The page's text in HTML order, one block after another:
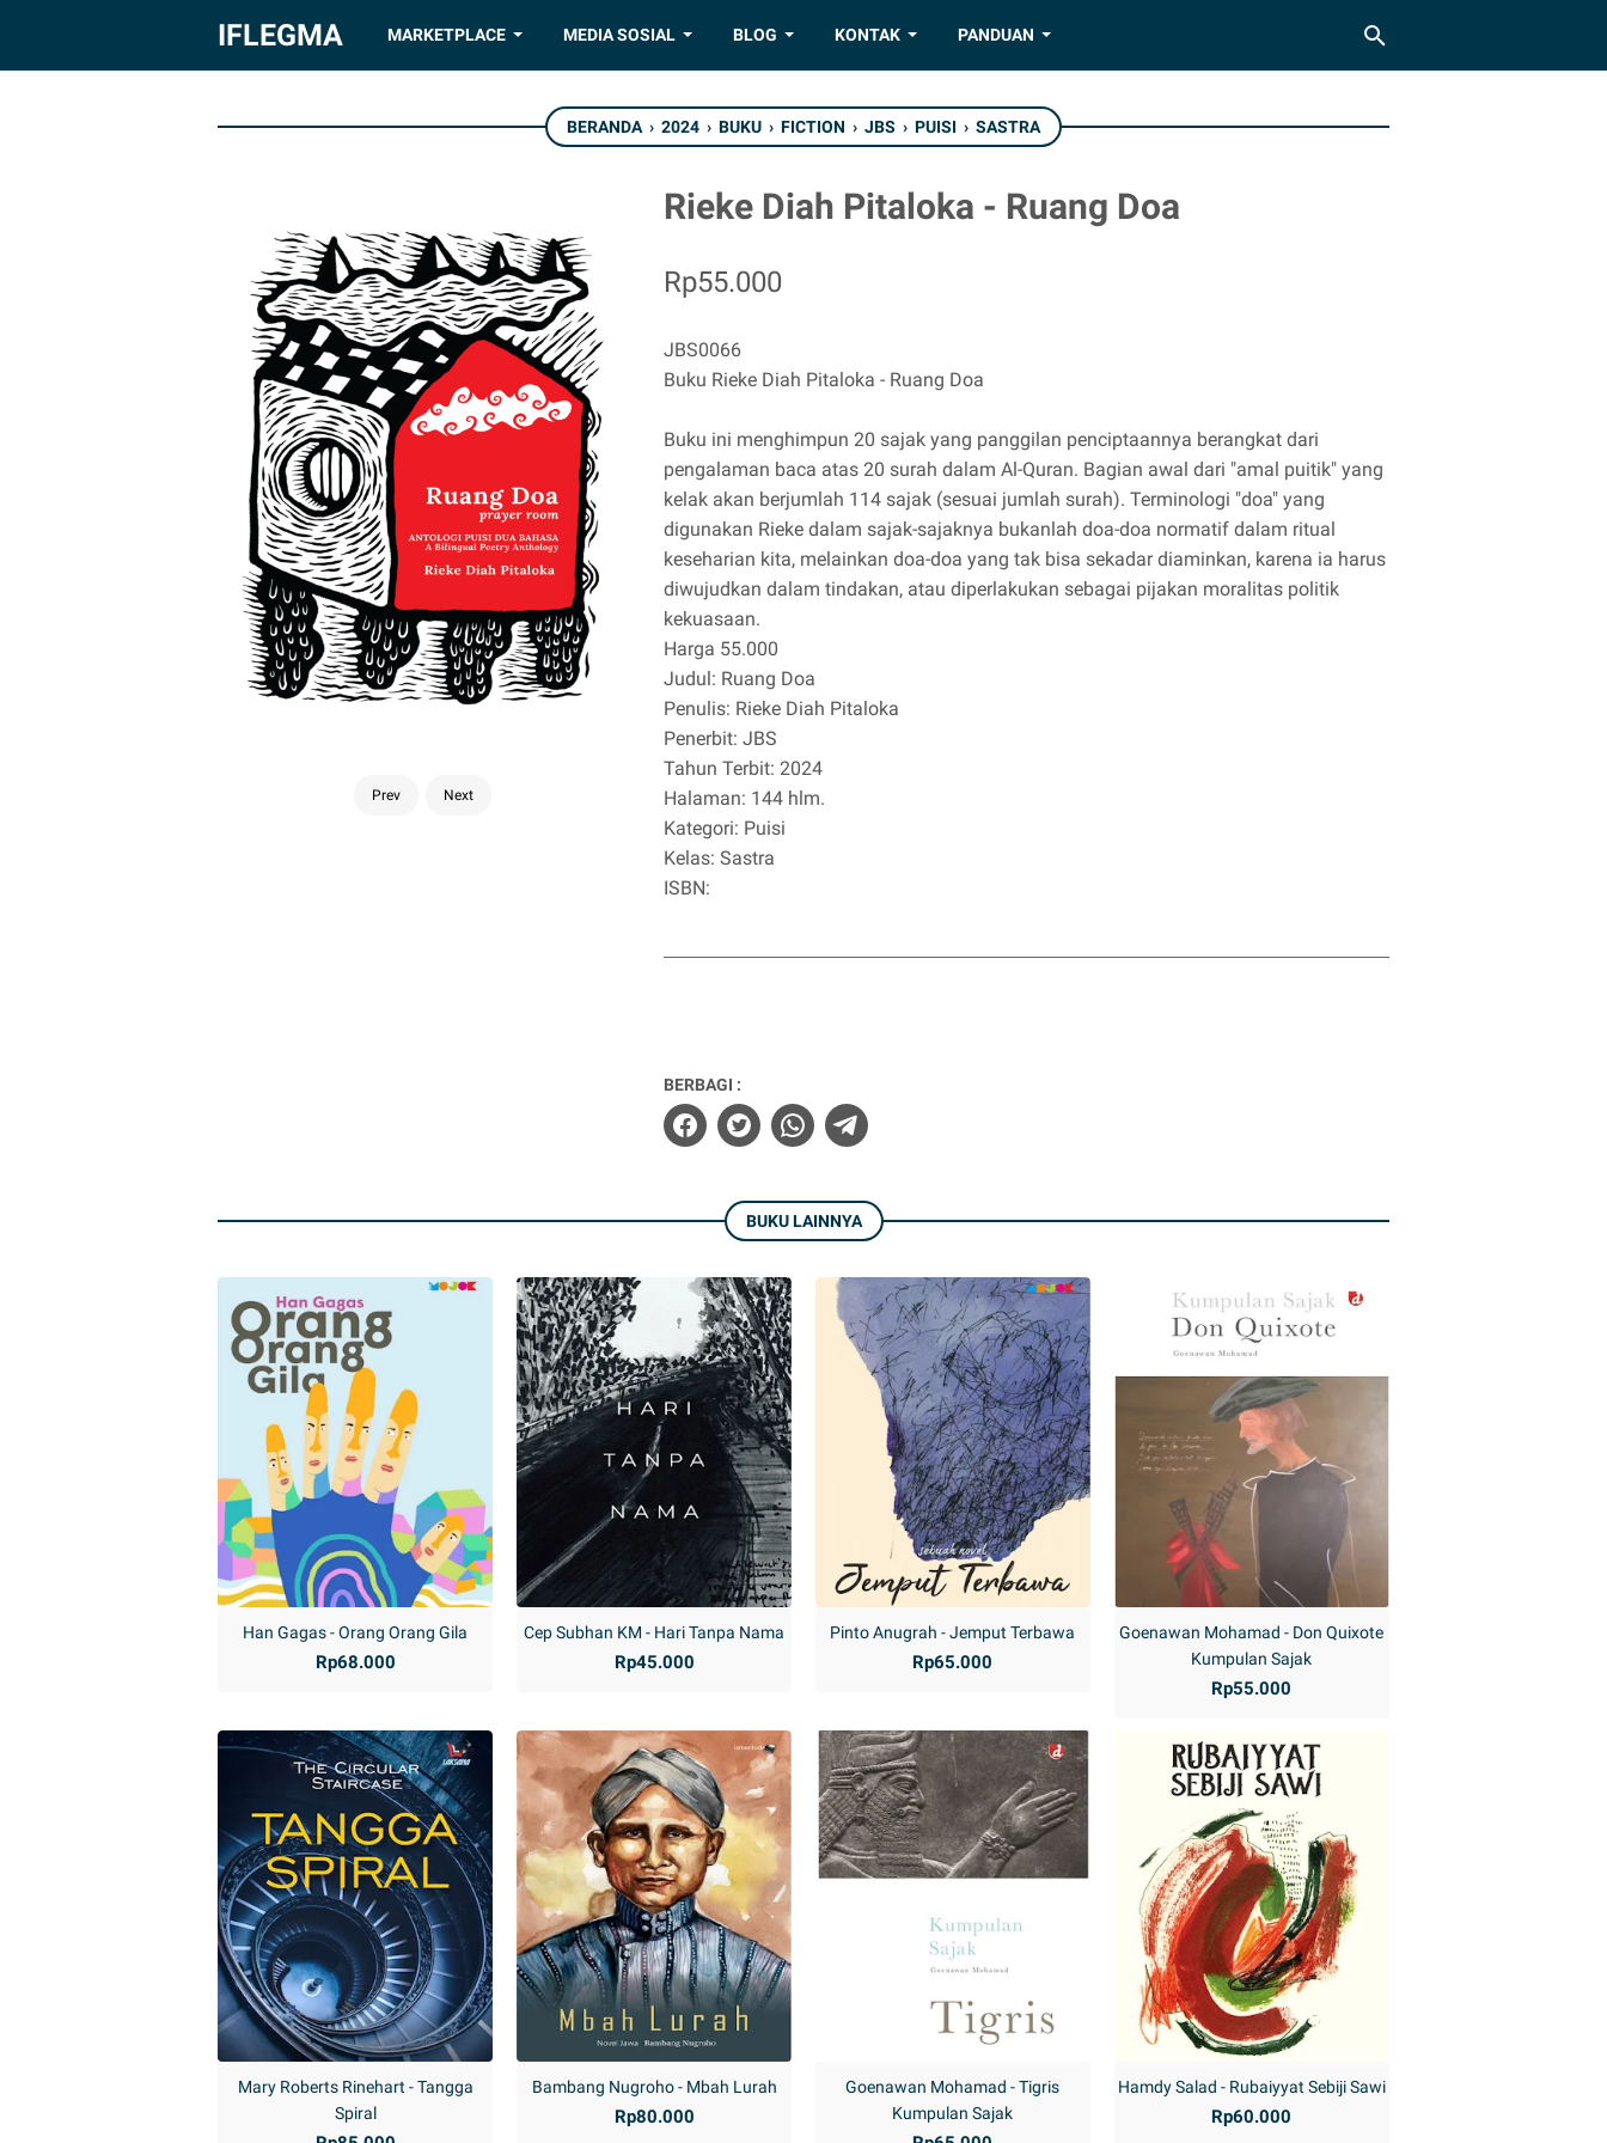
IFLEGMA MARKETPLACE MEDIA SOSIAL BLOG KONTAK PANDUAN
BERANDA › 2024 › BUKU › FICTION › JBS › PUISI › SASTRA
Rieke Diah Pitaloka - Ruang Doa
Prev Next
Rp55.000
JBS0066
Buku Rieke Diah Pitaloka - Ruang Doa
Buku ini menghimpun 20 sajak yang panggilan penciptaannya berangkat dari
pengalaman baca atas 20 surah dalam Al-Quran. Bagian awal dari "amal puitik" yang
kelak akan berjumlah 114 sajak (sesuai jumlah surah). Terminologi "doa" yang
digunakan Rieke dalam sajak-sajaknya bukanlah doa-doa normatif dalam ritual
keseharian kita, melainkan doa-doa yang tak bisa sekadar diaminkan, karena ia harus
diwujudkan dalam tindakan, atau diperlakukan sebagai pijakan moralitas politik
kekuasaan.
Harga 55.000
Judul: Ruang Doa
Penulis: Rieke Diah Pitaloka
Penerbit: JBS
Tahun Terbit: 2024
Halaman: 144 hlm.
Kategori: Puisi
Kelas: Sastra
ISBN:
BERBAGI :
BUKU LAINNYA
Han Gagas - Orang Orang Gila
Rp68.000
Cep Subhan KM - Hari Tanpa Nama
Rp45.000
Pinto Anugrah - Jemput Terbawa
Rp65.000
Goenawan Mohamad - Don Quixote
Kumpulan Sajak
Rp55.000
Mary Roberts Rinehart - Tangga
Spiral
Bambang Nugroho - Mbah Lurah
Rp80.000
Goenawan Mohamad - Tigris
Kumpulan Sajak
Hamdy Salad - Rubaiyyat Sebiji Sawi
Rp60.000